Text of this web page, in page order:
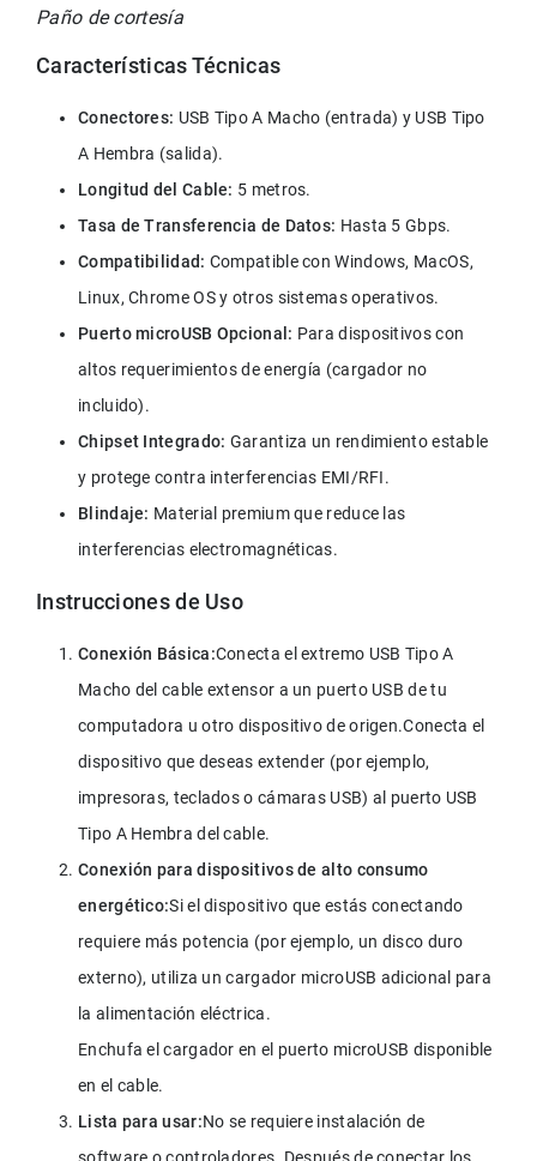
Paño de cortesía
Características Técnicas
Conectores: USB Tipo A Macho (entrada) y USB Tipo
A Hembra (salida).
Longitud del Cable: 5 metros.
Tasa de Transferencia de Datos: Hasta 5 Gbps.
Compatibilidad: Compatible con Windows, MacOS,
Linux, Chrome OS y otros sistemas operativos.
Puerto microUSB Opcional: Para dispositivos con
altos requerimientos de energía (cargador no
incluido).
Chipset Integrado: Garantiza un rendimiento estable
y protege contra interferencias EMI/RFI.
Blindaje: Material premium que reduce las
interferencias electromagnéticas.
Instrucciones de Uso
Conexión Básica:Conecta el extremo USB Tipo A
Macho del cable extensor a un puerto USB de tu
computadora u otro dispositivo de origen.Conecta el
dispositivo que deseas extender (por ejemplo,
impresoras, teclados o cámaras USB) al puerto USB
Tipo A Hembra del cable.
Conexión para dispositivos de alto consumo
energético:Si el dispositivo que estás conectando
requiere más potencia (por ejemplo, un disco duro
externo), utiliza un cargador microUSB adicional para
la alimentación eléctrica.
Enchufa el cargador en el puerto microUSB disponible
en el cable.
Lista para usar:No se requiere instalación de
software o controladores. Después de conectar los